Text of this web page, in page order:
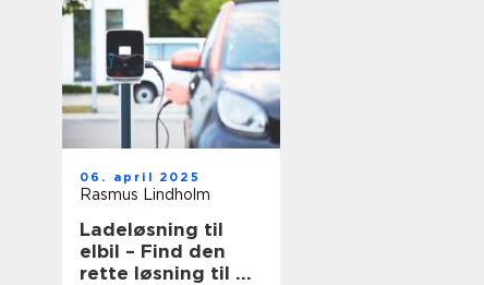
06. april 2025
Rasmus Lindholm
Ladeløsning til
elbil – Find den
rette løsning til dit